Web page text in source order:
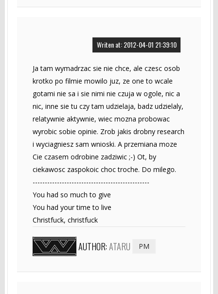
Writen at: 2012-04-01 21:39:10
Ja tam wymadrzac sie nie chce, ale czesc osob
krotko po filmie mowilo juz, ze one to wcale
gotami nie sa i sie nimi nie czuja w ogole, nic a
nic, inne sie tu czy tam udzielaja, badz udzielaly,
relatywnie aktywnie, wiec mozna probowac
wyrobic sobie opinie. Zrob jakis drobny research
i wyciagniesz sam wnioski. A przemiana moze
Cie czasem odrobine zadziwic ;-) Ot, by
ciekawosc zaspokoic choc troche. Do milego.
------------------------------------------------
You had so much to give
You had your time to live
Christfuck, christfuck
AUTHOR:ATARU PM